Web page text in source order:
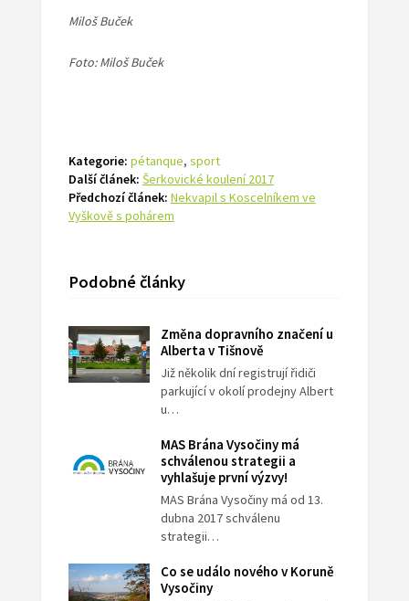
Miloš Buček
Foto: Miloš Buček
Kategorie: pétanque, sport
Další článek: Šerkovické koulení 2017
Předchozí článek: Nekvapil s Koscelníkem ve
Vyškově s pohárem
Podobné články
Změna dopravního značení u
Alberta v Tišnově
Již několik dní registrují řidiči
parkující v okolí prodejny Albert
u…
MAS Brána Vysočiny má
schválenou strategii a
vyhlašuje první výzvy!
MAS Brána Vysočiny má od 13.
dubna 2017 schválenu
strategii…
Co se událo nového v Koruně
Vysočiny